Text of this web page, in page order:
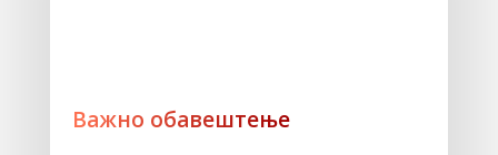
Важно обавештење